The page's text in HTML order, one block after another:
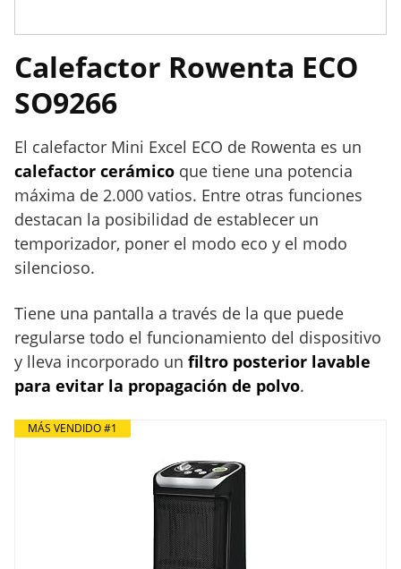
Calefactor Rowenta ECO
SO9266
El calefactor Mini Excel ECO de Rowenta es un
calefactor cerámico que tiene una potencia
máxima de 2.000 vatios. Entre otras funciones
destacan la posibilidad de establecer un
temporizador, poner el modo eco y el modo
silencioso.
Tiene una pantalla a través de la que puede
regularse todo el funcionamiento del dispositivo
y lleva incorporado un filtro posterior lavable
para evitar la propagación de polvo.
MÁS VENDIDO #1